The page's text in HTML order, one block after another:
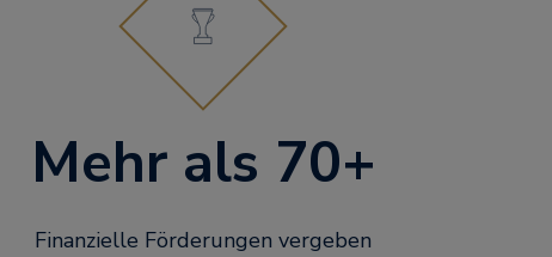
Mehr als 70+
Finanzielle Förderungen vergeben